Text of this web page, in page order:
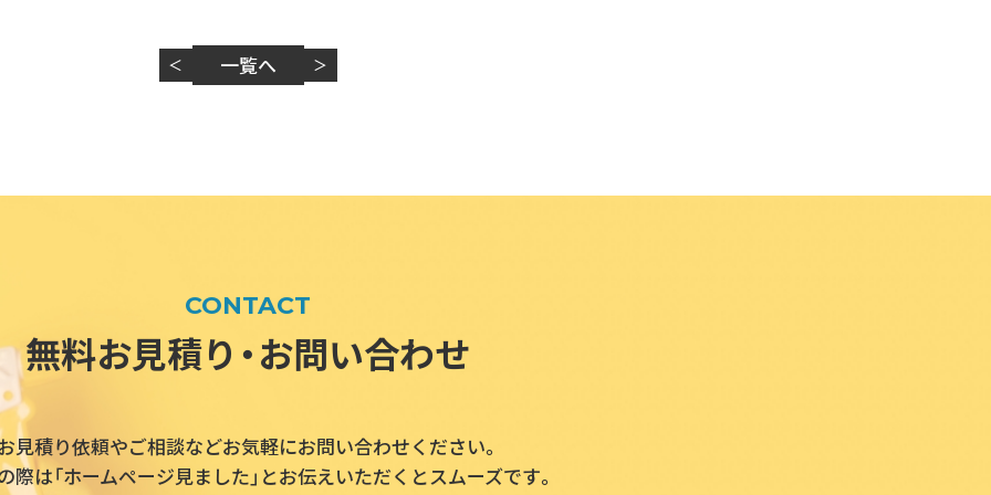
＜ 一覧へ ＞
CONTACT
無料お見積り・お問い合わせ
見積り依頼やご相談などお気軽にお問い合わせください。
際は「ホームページ見ました」とお伝えいただくとスムーズです。